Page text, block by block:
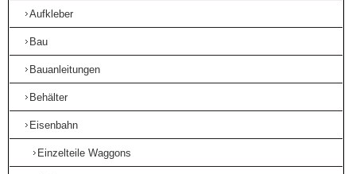
Aufkleber
Bau
Bauanleitungen
Behälter
Eisenbahn
Einzelteile Waggons